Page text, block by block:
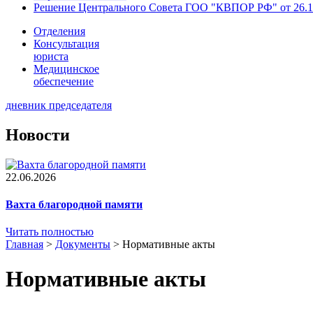
Решение Центрального Совета ГОО "КВПОР РФ" от
Отделения
Консультация
юриста
Медицинское
обеспечение
дневник председателя
Новости
22.06.2026
Вахта благородной памяти
Читать полностью
Главная > Документы > Нормативные акты
Нормативные акты